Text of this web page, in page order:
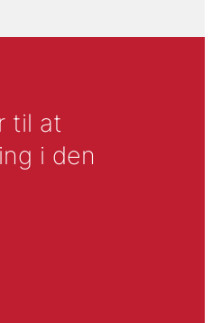
til at
i den